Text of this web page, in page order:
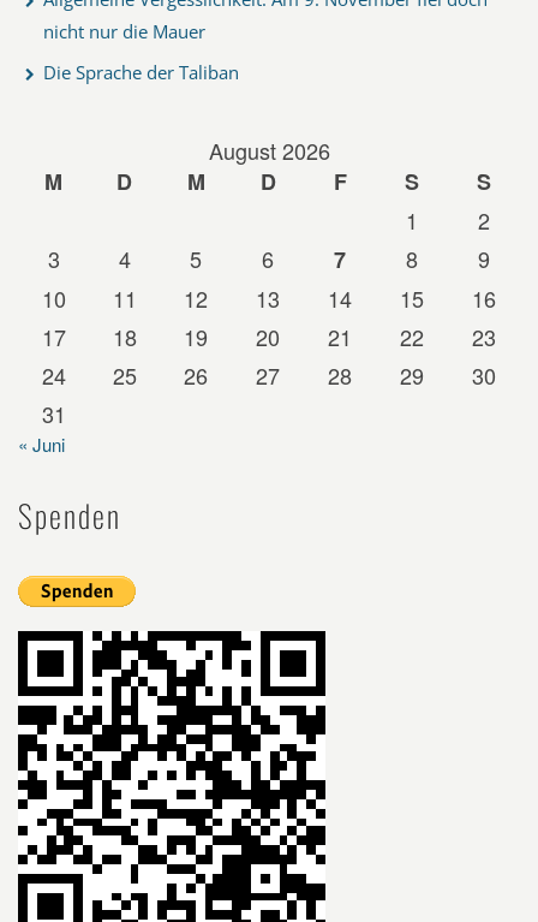
nicht nur die Mauer
Die Sprache der Taliban
August 2026
M
D M D F S
S
1
2
3
4 5 6 7 8
9
10
11 12 13 14 15
16
17
18 19 20 21 22
23
24
25 26 27 28 29
30
31
« Juni
Spenden